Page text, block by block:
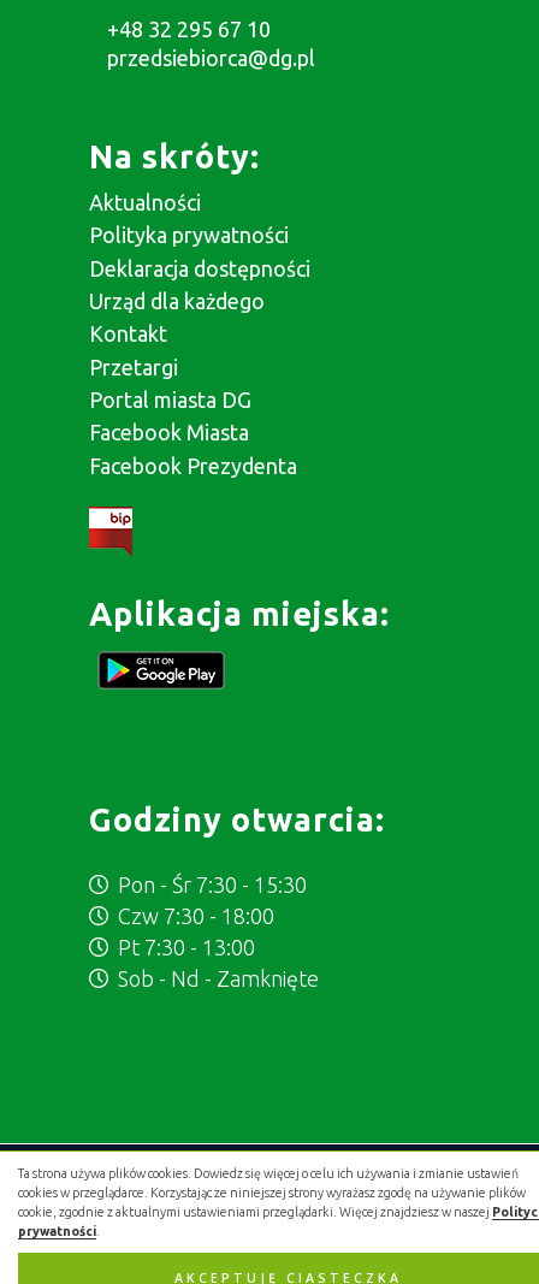
Ta strona używa plików cookies. Dowiedz się więcej o celu ich używania i zmianie ustawień
cookies w przeglądarce. Korzystając ze niniejszej strony wyrażasz zgodę na używanie plików
cookie, zgodnie z aktualnymi ustawieniami przeglądarki. Więcej znajdziesz w naszej
prywatności
AKCEPTUJĘ CIASTECZKA
+48 32 295 67 10
przedsiebiorca@dg.pl
Na skróty:
Aktualności
Polityka prywatności
Deklaracja dostępności
Urząd dla każdego
Kontakt
Przetargi
Portal miasta DG
Facebook Miasta
Facebook Prezydenta
Aplikacja miejska:
Godziny otwarcia:
Pon - Śr 7:30 - 15:30
Czw 7:30 - 18:00
Pt 7:30 - 13:00
Sob - Nd - Zamknięte
Projekt i wykonanie:.gold studio digital